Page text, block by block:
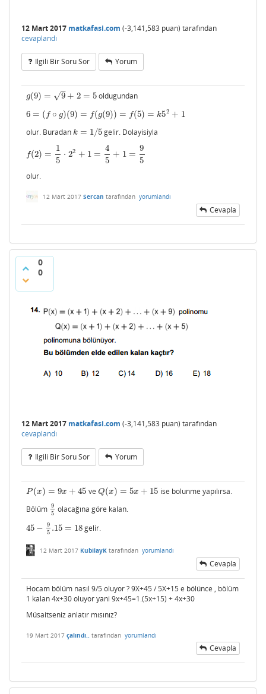
12 Mart 2017 matkafasi.com (-3,141,583 puan) tarafından
cevaplandı
Ilgili Bir Soru Sor Yorum
g(9) = 9
–
√ + 2 = 5
g(9)= 9+ 2=5
oldugundan
6 = ( f ∘ g)(9) = f(g(9)) = f(5) = k52 + 1
6=(f∘g )(9 =f(g(9))= f(5 =k52 +1
olur. Buradan k = 1/5
k= 1/ 5 gelir. Dolayisiyla
f(2) =
1
5
⋅ 22 + 1 =
4
5
+ 1 =
9
5
f( 2)= 1 5⋅2 2+ 1=45 +1 =9 5
olur.
12 Mart 2017 Sercan tarafından yorumlandı
Cevapla
0
0
12 Mart 2017 matkafasi.com (-3,141,583 puan) tarafından
cevaplandı
Ilgili Bir Soru Sor Yorum
P(x) = 9x + 45
P(x)=9 x+ 45 ve Q(x) = 5x + 15
Q(x)=5 x+ 15
ise bolunme yapılırsa.
Bölüm 9
5
95 olacağına göre kalan.
45 −
9
5 .15 = 18
45 −9 5.15=18 gelir.
12 Mart 2017 KubilayK tarafından yorumlandı
Cevapla
Hocam bölüm nasıl 9/5 oluyor ? 9X+45 / 5X+15 e bölünce , bölüm
1 kalan 4x+30 oluyor yani 9x+45=1.(5x+15) + 4x+30
Müsaitseniz anlatır mısınız?
19 Mart 2017 çalındı.. tarafından yorumlandı
Cevapla